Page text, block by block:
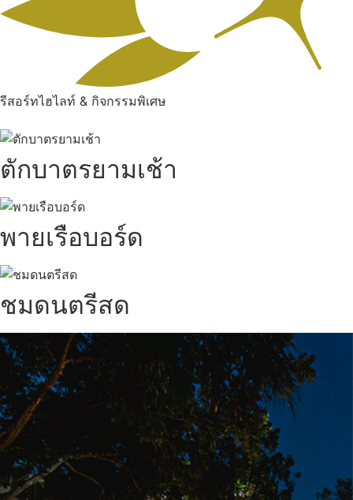
รีสอร์ทไฮไลท์ & กิจกรรมพิเศษ
ตักบาตรยามเช้า
พายเรือบอร์ด
ชมดนตรีสด